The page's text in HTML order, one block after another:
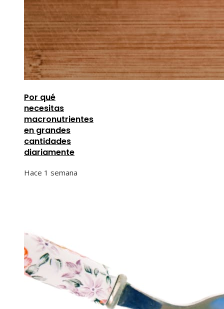
Por qué
necesitas
macronutrientes
en grandes
cantidades
diariamente
Hace 1 semana